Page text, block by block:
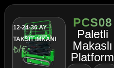
12-24-36 AY
TAKSİT İMKANI
₺/€
PCS08
Paletli
Makaslı
Platform